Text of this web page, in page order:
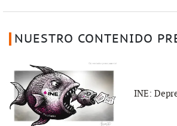
NUESTRO CONTENIDO
INE: